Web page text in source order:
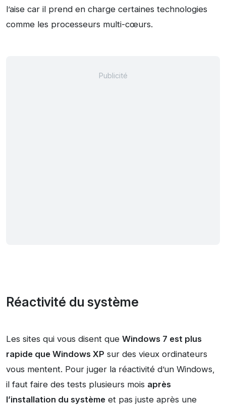
l’aise car il prend en charge certaines technologies
comme les processeurs multi-cœurs.
Réactivité du système
Les sites qui vous disent que Windows 7 est plus
rapide que Windows XP sur des vieux ordinateurs
vous mentent. Pour juger la réactivité d’un Windows,
il faut faire des tests plusieurs mois après
l’installation du système et pas juste après une